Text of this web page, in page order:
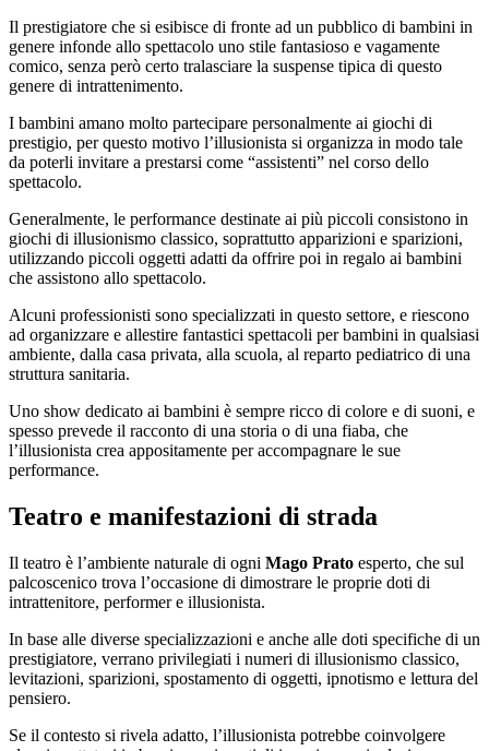
Il prestigiatore che si esibisce di fronte ad un pubblico di bambini in
genere infonde allo spettacolo uno stile fantasioso e vagamente
comico, senza però certo tralasciare la suspense tipica di questo
genere di intrattenimento.
I bambini amano molto partecipare personalmente ai giochi di
prestigio, per questo motivo l’illusionista si organizza in modo tale
da poterli invitare a prestarsi come “assistenti” nel corso dello
spettacolo.
Generalmente, le performance destinate ai più piccoli consistono in
giochi di illusionismo classico, soprattutto apparizioni e sparizioni,
utilizzando piccoli oggetti adatti da offrire poi in regalo ai bambini
che assistono allo spettacolo.
Alcuni professionisti sono specializzati in questo settore, e riescono
ad organizzare e allestire fantastici spettacoli per bambini in qualsiasi
ambiente, dalla casa privata, alla scuola, al reparto pediatrico di una
struttura sanitaria.
Uno show dedicato ai bambini è sempre ricco di colore e di suoni, e
spesso prevede il racconto di una storia o di una fiaba, che
l’illusionista crea appositamente per accompagnare le sue
performance.
Teatro e manifestazioni di strada
Il teatro è l’ambiente naturale di ogni Mago Prato esperto, che sul
palcoscenico trova l’occasione di dimostrare le proprie doti di
intrattenitore, performer e illusionista.
In base alle diverse specializzazioni e anche alle doti specifiche di un
prestigiatore, verrano privilegiati i numeri di illusionismo classico,
levitazioni, sparizioni, spostamento di oggetti, ipnotismo e lettura del
pensiero.
Se il contesto si rivela adatto, l’illusionista potrebbe coinvolgere